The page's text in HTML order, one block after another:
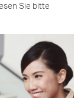
Sie bitte